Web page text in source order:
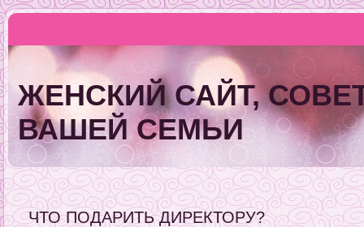
ЖЕНСКИЙ САЙТ,
ВАШЕЙ СЕМЬИ
ЧТО ПОДАРИТЬ ДИРЕКТОРУ?